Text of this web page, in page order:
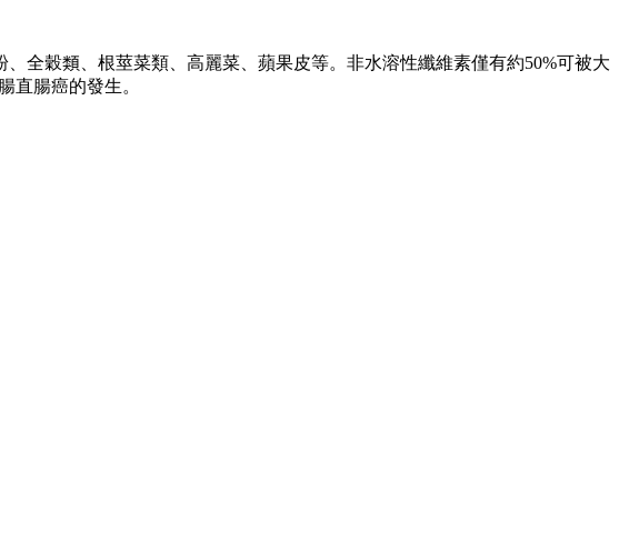
全穀類、根莖菜類、高麗菜、蘋果皮等。非水溶性纖維素僅有約50%可被大
直腸癌的發生。